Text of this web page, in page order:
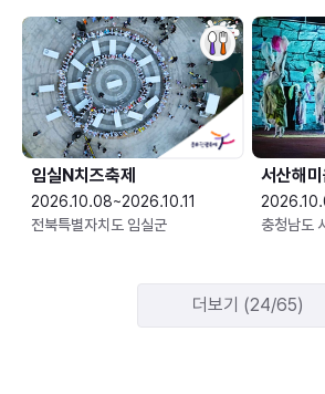
임실N치즈축제
2026.10.08~2026.10.11
전북특별자치도 임실군
서산해
충청남도
더보기 (24/65)